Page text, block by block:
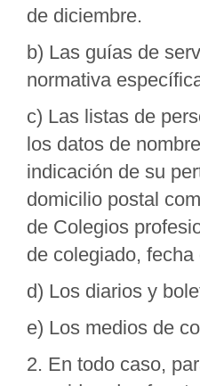
de diciembre.
b) Las guías de
normativa
c) Las listas de
los datos de
indicación de su
domicilio postal
de Colegios
de colegiado,
d) Los diarios y
e) Los medios de
2. En todo caso,